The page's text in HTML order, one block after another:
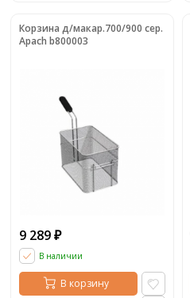
Корзина д/макар.700/900 сер.
Apach b800003
9 289 ₽
В наличии
В корзину